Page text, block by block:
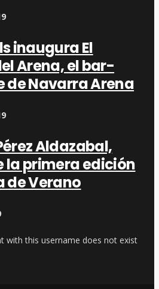
inaugura El
Arena, el bar-
de Navarra Arena
Aldazabal,
la primera edición
de Verano
with this username does not exist